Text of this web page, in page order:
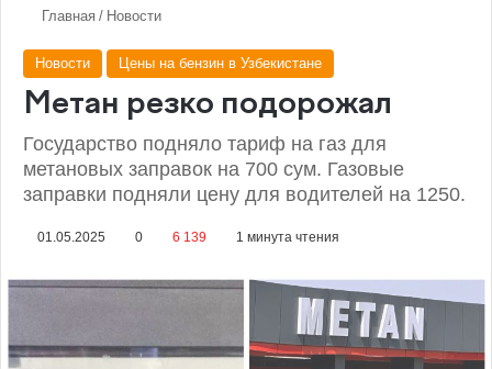
Главная / Новости
Новости Цены на бензин в Узбекистане
Метан резко подорожал
Государство подняло тариф на газ для
метановых заправок на 700 сум. Газовые
заправки подняли цену для водителей на 1250.
01.05.2025 0 6 139 1 минута чтения